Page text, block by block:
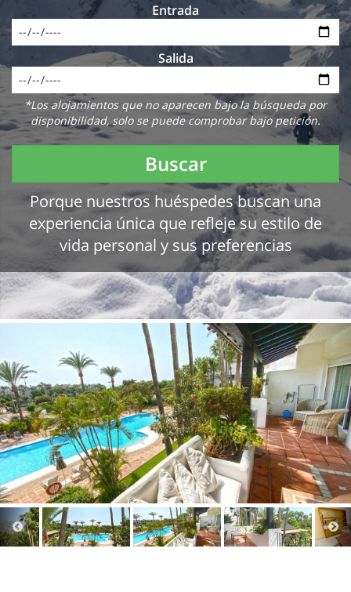
Entrada
Salida
*Los alojamientos que no aparecen bajo la búsqueda por
disponibilidad, solo se puede comprobar bajo petición.
Buscar
Porque nuestros huéspedes buscan una
experiencia única que refleje su estilo de
vida personal y sus preferencias